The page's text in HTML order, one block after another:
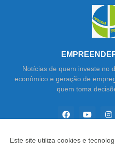
Notícias de quem investe no
econômico e geração de
quem toma
Este site utiliza cookies e